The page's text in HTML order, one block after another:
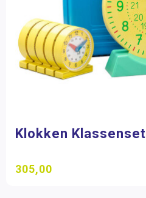
Klokken Klassenset
305,00